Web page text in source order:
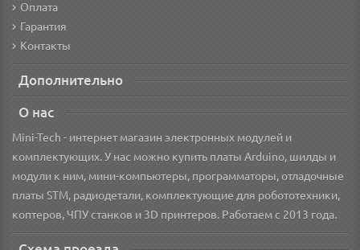
Оплата
Гарантия
Контакты
Дополнительно
О нас
Mini-Tech - интернет магазин электронных модулей и
комплектующих. У нас можно купить платы Arduino, шилды и
модули к ним, мини-компьютеры, программаторы, отладочные
платы STM, радиодетали, комплектующие для робототехники,
коптеров, ЧПУ станков и 3D принтеров. Работаем с 2013 года.